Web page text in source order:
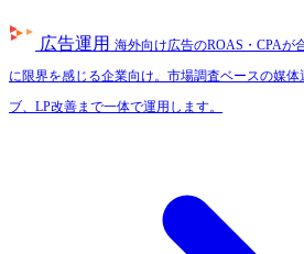
広告運用 海外向け広告のROAS・CPAが
に限界を感じる企業向け。市場調査ベースの媒
ブ、LP改善まで一体で運用します。